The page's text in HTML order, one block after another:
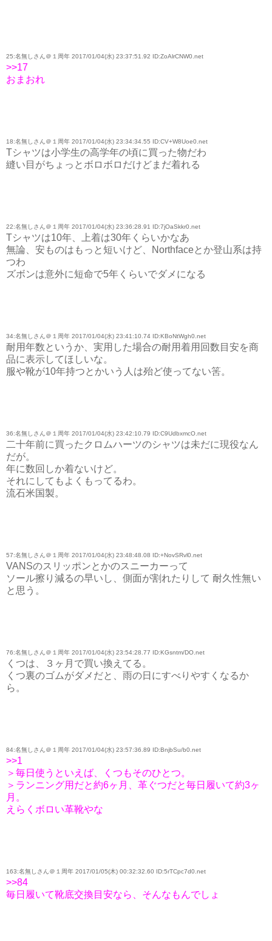
25:名無しさん＠１周年 2017/01/04(水) 23:37:51.92 ID:ZoAlrCNW0.net
>>17
おまおれ
18:名無しさん＠１周年 2017/01/04(水) 23:34:34.55 ID:CV+W8Uoe0.net
Tシャツは小学生の高学年の頃に買った物だわ
縫い目がちょっとボロボロだけどまだ着れる
22:名無しさん＠１周年 2017/01/04(水) 23:36:28.91 ID:7jOaSkkr0.net
Tシャツは10年、上着は30年くらいかなあ
無論、安ものはもっと短いけど、Northfaceとか登山系は持
つわ
ズボンは意外に短命で5年くらいでダメになる
34:名無しさん＠１周年 2017/01/04(水) 23:41:10.74 ID:KBoNtWgh0.net
耐用年数というか、実用した場合の耐用着用回数目安を商
品に表示してほしいな。
服や靴が10年持つとかいう人は殆ど使ってない筈。
36:名無しさん＠１周年 2017/01/04(水) 23:42:10.79 ID:C9UdbxmcO.net
二十年前に買ったクロムハーツのシャツは未だに現役なん
だが。
年に数回しか着ないけど。
それにしてもよくもってるわ。
流石米国製。
57:名無しさん＠１周年 2017/01/04(水) 23:48:48.08 ID:+NovSRvl0.net
VANSのスリッポンとかのスニーカーって
ソール擦り減るの早いし、側面が割れたりして 耐久性無い
と思う。
76:名無しさん＠１周年 2017/01/04(水) 23:54:28.77 ID:KGsntm/DO.net
くつは、３ヶ月で買い換えてる。
くつ裏のゴムがダメだと、雨の日にすべりやすくなるか
ら。
84:名無しさん＠１周年 2017/01/04(水) 23:57:36.89 ID:BnjbSu/b0.net
>>1
＞毎日使うといえば、くつもそのひとつ。
＞ランニング用だと約6ヶ月、革ぐつだと毎日履いて約3ヶ
月。
えらくボロい革靴やな
163:名無しさん＠１周年 2017/01/05(木) 00:32:32.60 ID:5rTCpc7d0.net
>>84
毎日履いて靴底交換目安なら、そんなもんでしょ